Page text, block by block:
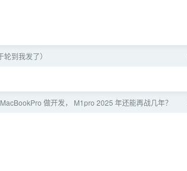
到我发了）
做开发， M1pro 2025 年还能再战几年？